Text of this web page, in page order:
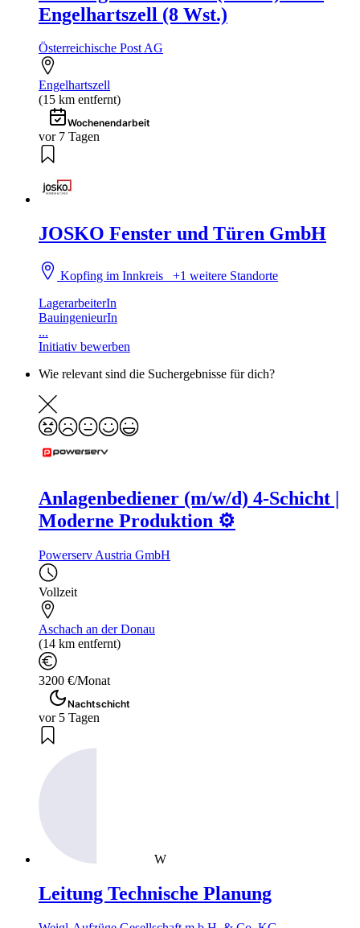
Engelhartszell (8 Wst.)
Österreichische Post AG
Engelhartszell
(15 km entfernt)
Wochenendarbeit
vor 7 Tagen
JOSKO Fenster und Türen GmbH
Kopfing im Innkreis+1 weitere Standorte
LagerarbeiterIn
BauingenieurIn
...
Initiativ bewerben
Wie relevant sind die Suchergebnisse für dich?
Anlagenbediener (m/w/d) 4-Schicht |
Moderne Produktion ⚙️
Powerserv Austria GmbH
Vollzeit
Aschach an der Donau
(14 km entfernt)
3200 €/Monat
Nachtschicht
vor 5 Tagen
W
Leitung Technische Planung